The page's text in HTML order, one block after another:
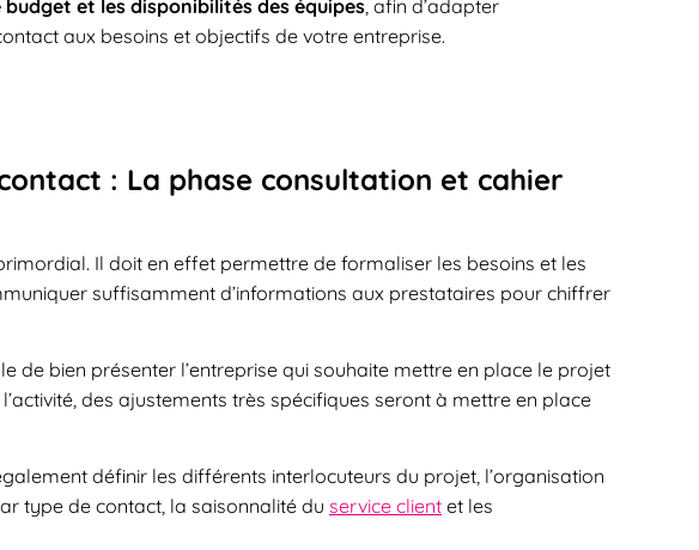
et les disponibilités des équipes, afin d’adapter
aux besoins et objectifs de votre entreprise.
: La phase consultation et cahier
Il doit en effet permettre de formaliser les besoins et les
suffisamment d’informations aux prestataires pour chiffrer
de bien présenter l’entreprise qui souhaite mettre en place le projet
des ajustements très spécifiques seront à mettre en place
définir les différents interlocuteurs du projet, l’organisation
type de contact, la saisonnalité du service clientet les